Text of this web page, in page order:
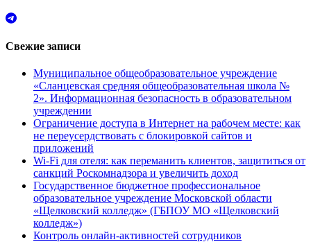
Свежие записи
Муниципальное общеобразовательное учреждение
«Сланцевская средняя общеобразовательная школа №
2». Информационная безопасность в образовательном
учреждении
Ограничение доступа в Интернет на рабочем месте: как
не переусердствовать с блокировкой сайтов и
приложений
Wi-Fi для отеля: как переманить клиентов, защититься от
санкций Роскомнадзора и увеличить доход
Государственное бюджетное профессиональное
образовательное учреждение Московской области
«Щелковский колледж» (ГБПОУ МО «Щелковский
колледж»)
Контроль онлайн-активностей сотрудников